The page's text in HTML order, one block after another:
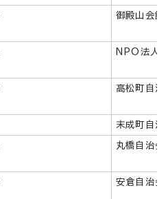
御殿山会館
NPO法人
高松町自治
末成町自治
丸橋自治会
安倉自治会